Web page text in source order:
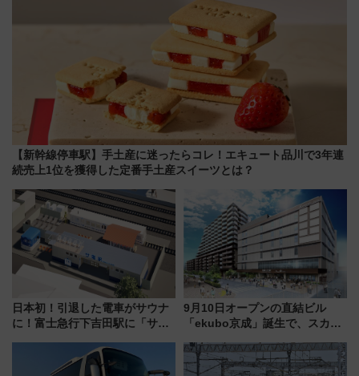
【新幹線停車駅】手土産に迷ったらコレ！エキュート品川で3年連
続売上1位を獲得した定番手土産スイーツとは？
日本初！引退した電車がサウナ
に！富士急行下吉田駅に「サ電
業 行き交う電車の音や振動を
感じながら「ととのう」新感覚
9月10日オープンの直結ビル
「ekubo京成」誕生で、スカイ
新鎌ヶ谷はどう変わる？ 全テナ
ント情報も公開！